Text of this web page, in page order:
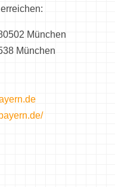
München
München